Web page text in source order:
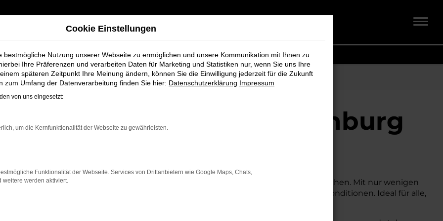
für Oldenburg bei Schmidt + Koch
Jahreswagen für Oldenburg
alle, die für Oldenburg ein nahezu neues Fahrzeug zu einem attraktiven Preis suchen. Mit nur wenigen
dieser Jahreswagen die Vorteile eines Neuwagens, aber zu deutlich besseren Konditionen. Ideal für alle,
Preis möchten.
Cookie Einstellungen
bestmögliche Nutzung unserer Webseite zu ermöglichen und unsere Kommunikation mit Ihnen zu
Ihre Präferenzen und verarbeiten Daten für Marketing und Statistiken nur, wenn Sie uns Ihre
späteren Zeitpunkt Ihre Meinung ändern, können Sie die Einwilligung jederzeit für die Zukunft
zum Umfang der Datenverarbeitung finden Sie hier: Datenschutzerklärung Impressum
von uns eingesetzt:
um die Kernfunktionalität der Webseite zu gewährleisten.
Funktionalität der Webseite. Services von Drittanbietern wie Google Maps, Chats,
weitere werden aktiviert.